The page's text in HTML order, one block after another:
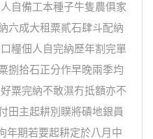
自備工本種子牛隻農俱家
六成大租粟貳石肆斗配納
糧佃人自完納歷年割完單
捌拾石正分作早晚兩季均
粟完納不敢濕冇抵額亦不
田主起耕別贌將磧地銀員
年期若要起耕定於八月中